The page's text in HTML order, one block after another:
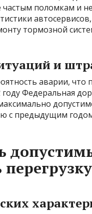
частым поломкам и
тормозной
и
аварии, что
Федеральная
с предыдущим